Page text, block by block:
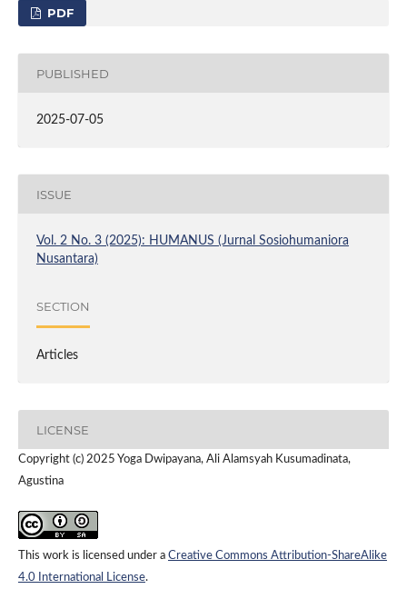
PDF
PUBLISHED
2025-07-05
ISSUE
Vol. 2 No. 3 (2025): HUMANUS (Jurnal Sosiohumaniora
Nusantara)
SECTION
Articles
LICENSE
Copyright (c) 2025 Yoga Dwipayana, Ali Alamsyah Kusumadinata,
Agustina
This work is licensed under a Creative Commons Attribution-ShareAlike
4.0 International License.